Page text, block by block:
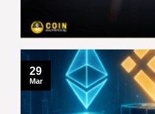
29
Mar